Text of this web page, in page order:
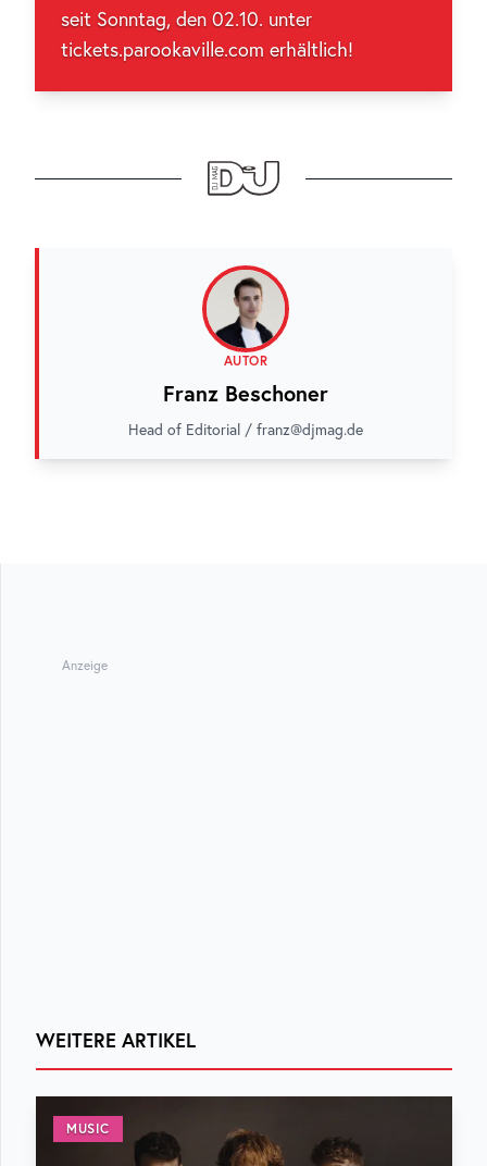
seit Sonntag, den 02.10. unter
tickets.parookaville.com erhältlich!
AUTOR
Franz Beschoner
Head of Editorial / franz@djmag.de
Anzeige
WEITERE ARTIKEL
MUSIC